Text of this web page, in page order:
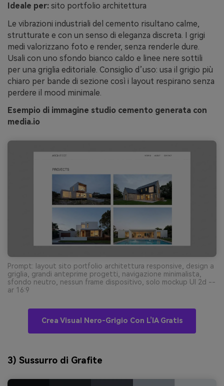
Ideale per: sito portfolio architettura
Le vibrazioni industriali del cemento risultano calme,
strutturate e con un senso di eleganza discreta. I grigi
medi valorizzano foto e render, senza renderle dure.
Usali con uno sfondo bianco caldo e linee nere sottili
per una griglia editoriale. Consiglio d’uso: usa il grigio più
chiaro per bande di sezione così i layout respirano senza
perdere il mood minimale.
Esempio di immagine studio cemento generata con
media.io
Prompt: layout sito portfolio architettura responsive, design a
griglia, grandi anteprime progetti, navigazione minimalista,
sfondo neutro, nessun frame dispositivo, solo mockup UI 2d --
ar 16:9
Crea Visual Nero-Grigio Con L’IA Gratis
3) Sussurro di Grafite